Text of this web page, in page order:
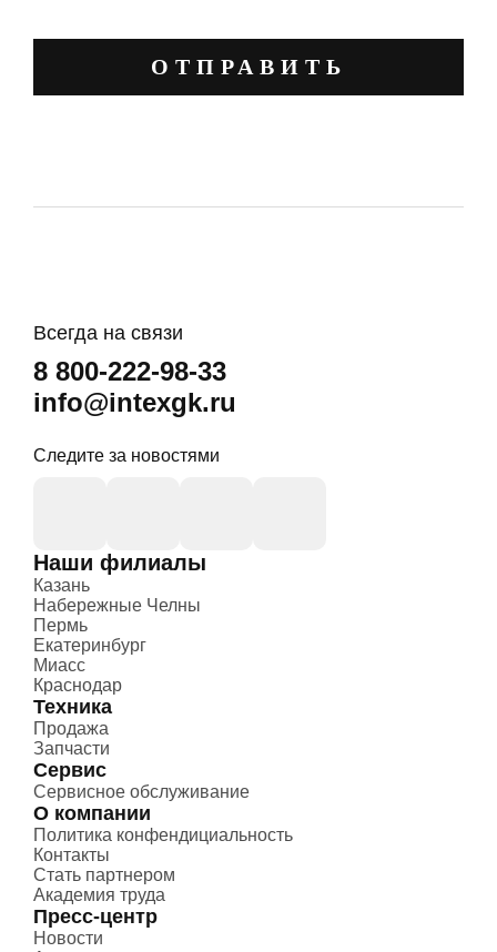
ОТПРАВИТЬ
Всегда на связи
8 800-222-98-33
info@intexgk.ru
Следите за новостями
Наши филиалы
Казань
Набережные Челны
Пермь
Екатеринбург
Миасс
Краснодар
Техника
Продажа
Запчасти
Сервис
Сервисное обслуживание
О компании
Политика конфендициальность
Контакты
Стать партнером
Академия труда
Пресс-центр
Новости